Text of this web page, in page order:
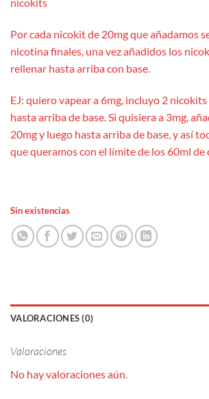
Por cada nicokit de 20mg que añadamos
nicotina finales, una vez añadidos los
rellenar hasta arriba con base.
EJ: quiero vapear a 6mg, incluyo 2
hasta arriba de base. Si quisiera a 3mg,
20mg y luego hasta arriba de base, y así
que queramos con el límite de los 60ml de
Sin existencias
VALORACIONES (0)
Valoraciones
No hay valoraciones aún.